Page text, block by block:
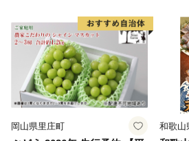
岡山県里庄町 和歌山